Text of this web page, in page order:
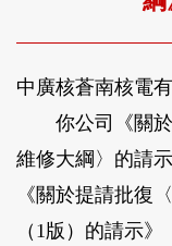
中廣核蒼南核電
你公司《關於
維修大綱〉的請
《關於提請批復
（1版）的請示》